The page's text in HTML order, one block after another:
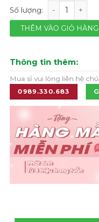
Nước ép Táo xanh
THÊM VÀO GIỎ HÀNG
Thông tin thêm:
Mua sỉ vui lòng liên hệ
0989.330.683